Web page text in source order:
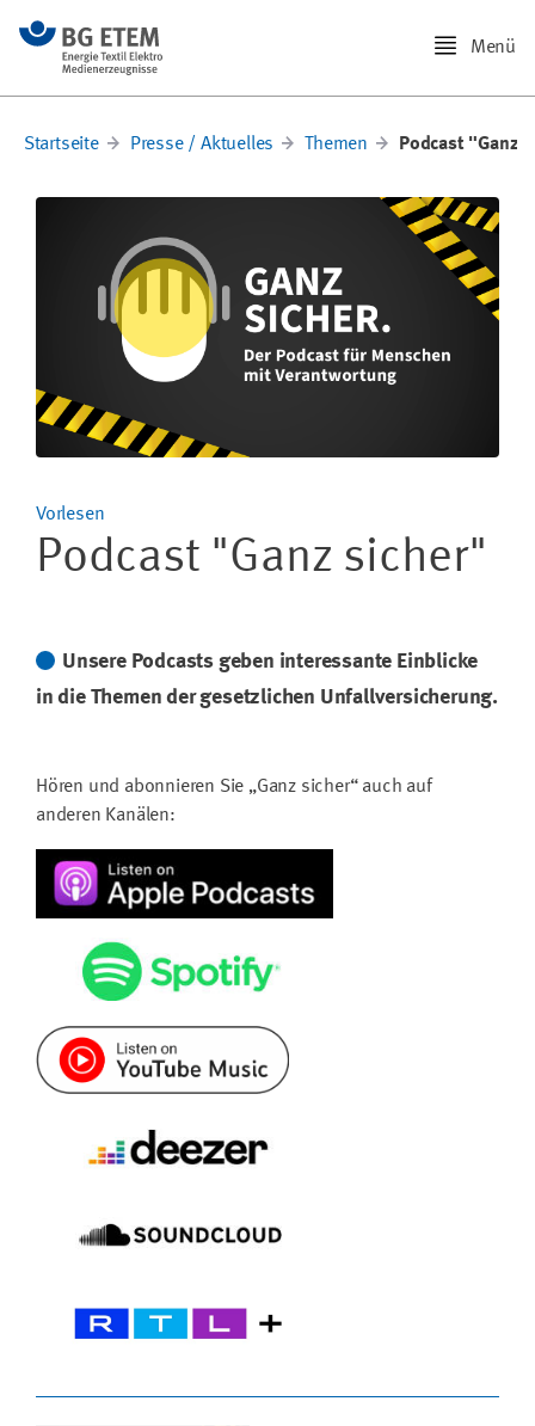
Menü
Startseite Presse / Aktuelles Themen Podcast "Ganz
Vorlesen
Podcast "Ganz sicher"
Unsere Podcasts geben interessante Einblicke
in die Themen der gesetzlichen Unfallversicherung.
Hören und abonnieren Sie „Ganz sicher“ auch auf
anderen Kanälen: